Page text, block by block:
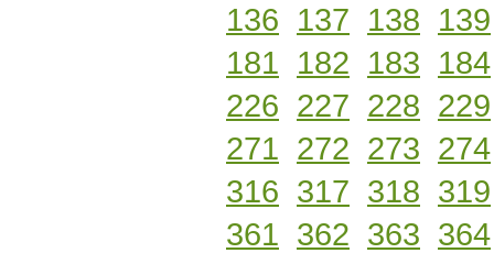
136 137 138 139
181 182 183 184
226 227 228 229
271 272 273 274
316 317 318 319
361 362 363 364